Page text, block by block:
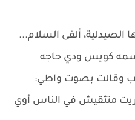
ألقى السلام...
كويس ودي حاجه
وقالت بصوت واطي:
متثقيش في الناس أوي